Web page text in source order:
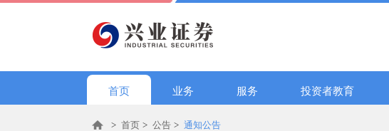
首页 业务 服务 投资者教育
> 首页 > 公告 > 通知公告